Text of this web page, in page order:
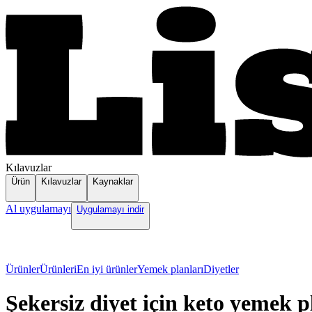
Kılavuzlar
Ürün Kılavuzlar Kaynaklar
Al uygulamayı Uygulamayı indir
ÜrünlerÜrünleriEn iyi ürünlerYemek planlarıDiyetler
Şekersiz diyet için keto yemek